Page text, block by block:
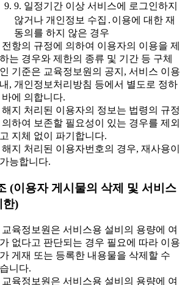
9. 일정기간 이상 서비스에 로그인하지
않거나 개인정보 수집․이용에 대한 재
동의를 하지 않은 경우
항의 규정에 의하여 이용자의 이용을 제
는 경우와 제한의 종류 및 기간 등 구체
기준은 교육정보원의 공지, 서비스 이용
, 개인정보처리방침 등에서 별도로 정하
바에 의합니다.
지 처리된 이용자의 정보는 법령의 규정
의하여 보존할 필요성이 있는 경우를 제외
지체 없이 파기합니다.
지 처리된 이용자번호의 경우, 재사용이
능합니다.
(이용자 게시물의 삭제 및 서비스
한)
육정보원은 서비스용 설비의 용량에 여
없다고 판단되는 경우 필요에 따라 이용
게재 또는 등록한 내용물을 삭제할 수
니다.
육정보원은 서비스용 설비의 용량에 여